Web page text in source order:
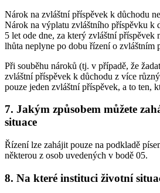
Nárok na zvláštní příspěvek k důchodu
Nárok na výplatu zvláštního příspěvku k
5 let ode dne, za který zvláštní příspěvek
lhůta neplyne po dobu řízení o zvláštním
Při souběhu nároků (tj. v případě, že
zvláštní příspěvek k důchodu z více
pouze jeden zvláštní příspěvek, a to ten,
7. Jakým způsobem můžete
situace
Řízení lze zahájit pouze na podkladě
některou z osob uvedených v bodě 05.
8. Na které instituci životní